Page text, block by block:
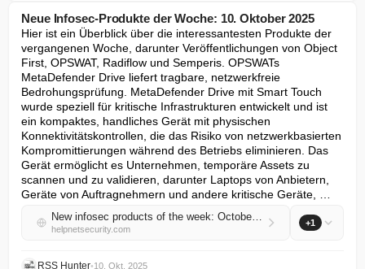
Neue Infosec-Produkte der Woche: 10. Oktober 2025
Hier ist ein Überblick über die interessantesten Produkte der
vergangenen Woche, darunter Veröffentlichungen von Object
First, OPSWAT, Radiflow und Semperis. OPSWATs
MetaDefender Drive liefert tragbare, netzwerkfreie
Bedrohungsprüfung. MetaDefender Drive mit Smart Touch
wurde speziell für kritische Infrastrukturen entwickelt und ist
ein kompaktes, handliches Gerät mit physischen
Konnektivitätskontrollen, die das Risiko von netzwerkbasierten
Kompromittierungen während des Betriebs eliminieren. Das
Gerät ermöglicht es Unternehmen, temporäre Assets zu
scannen und zu validieren, darunter Laptops von Anbietern,
Geräte von Auftragnehmern und andere kritische Geräte, …
New infosec products of the week: October 10, 2025
helpnetsecurity.com
+1
RSS Hunter•10. Okt. 2025